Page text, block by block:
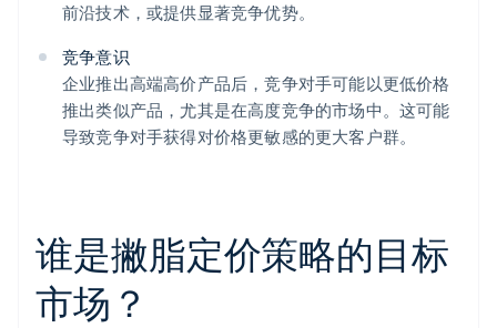
前沿技术，或提供显著竞争优势。
竞争意识
企业推出高端高价产品后，竞争对手可能以更低价格
推出类似产品，尤其是在高度竞争的市场中。这可能
导致竞争对手获得对价格更敏感的更大客户群。
谁是撇脂定价策略的目标
市场？